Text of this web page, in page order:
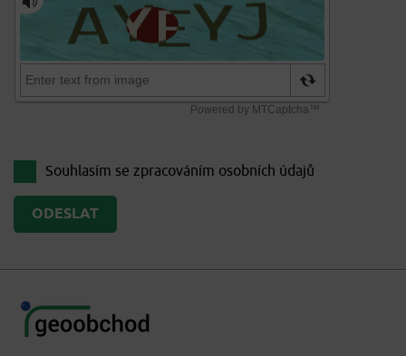
Souhlasím se zpracováním osobních údajů